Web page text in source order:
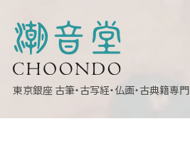
東京銀座 古筆・古写経・仏画・古典籍専門